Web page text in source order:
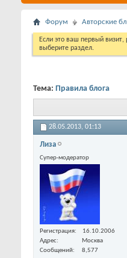
Форум Авторские
Если это ваш первый
выберите раздел.
Тема: Правила блога
28.05.2013, 01:13
Лиза
Супер-модератор
Регистрация
16.10.2006
Адрес
Москва
Сообщений
8,577